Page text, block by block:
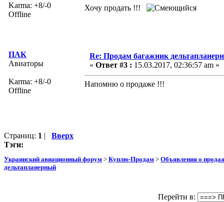
Karma: +8/-0
Offline
Хочу продать !!!
ПАК
Авиаторы
Karma: +8/-0
Offline
Re: Продам багажник
« Ответ #3 : 15.03.2017, 02:36:57 am »
Напомню о продаже !!!
Страниц: 1 | Вверх
Тэги:
Украинский авиационный форум > Куплю-Продам > Объявления о
дельтапланерный
Перейти в: